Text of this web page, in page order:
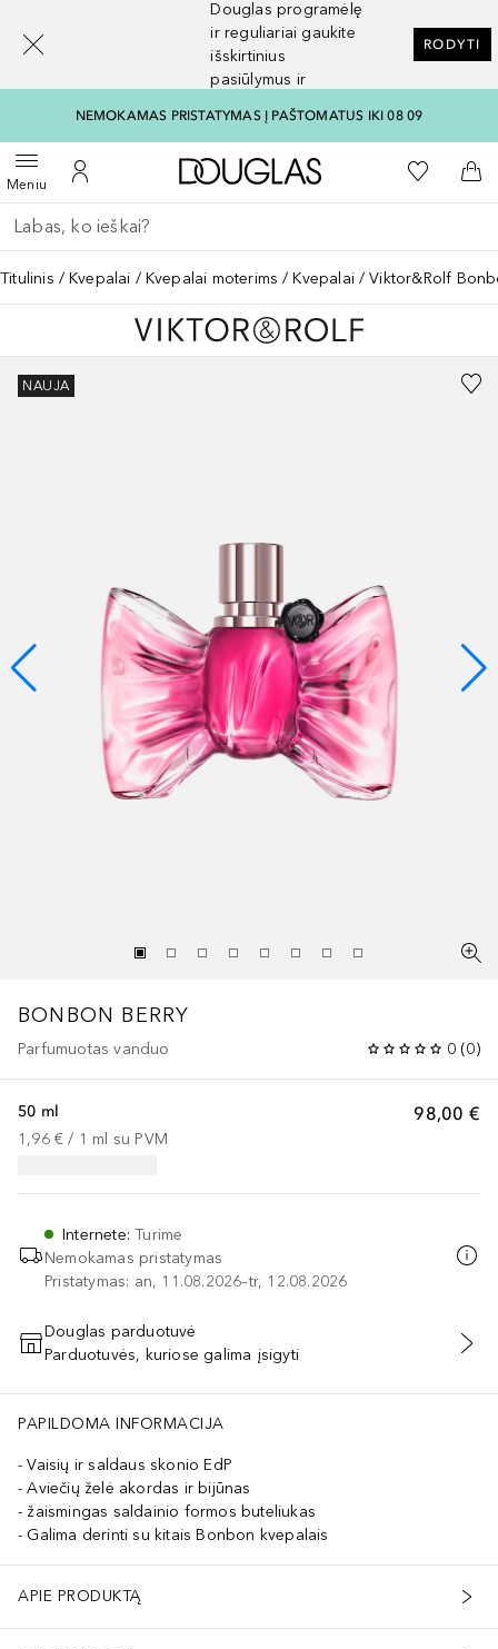
Douglas programėlę
ir reguliariai gaukite
išskirtinius
pasiūlymus ir
RODYTI
NEMOKAMAS PRISTATYMAS Į PAŠTOMATUS IKI 08 09
MeniuAtidaryti meniuĮ mano paskyrą
Į Douglas pagrindinį
Į mano
Į
Grįžk atgal
Vykdykite paiešką
Titulinis Kvepalai Kvepalai moterims Kvepalai Viktor&Rolf
NAUJA
BONBON BERRY
Parfumuotas vanduo 0 (0)
98,00 €
50 ml
1,96 € / 1 ml su PVM
Internete:Turime
Nemokamas pristatymas
Pristatymas: an, 11.08.2026–tr, 12.08.2026
PRIDĖTI Į KREPŠELĮ
Douglas parduotuvė
Parduotuvės, kuriose galima įsigyti
PAPILDOMA INFORMACIJA
Vaisių ir saldaus skonio EdP
Aviečių želė akordas ir bijūnas
žaismingas saldainio formos buteliukas
Galima derinti su kitais Bonbon kvepalais
APIE PRODUKTĄ
[navigation.slideout.screenreader]